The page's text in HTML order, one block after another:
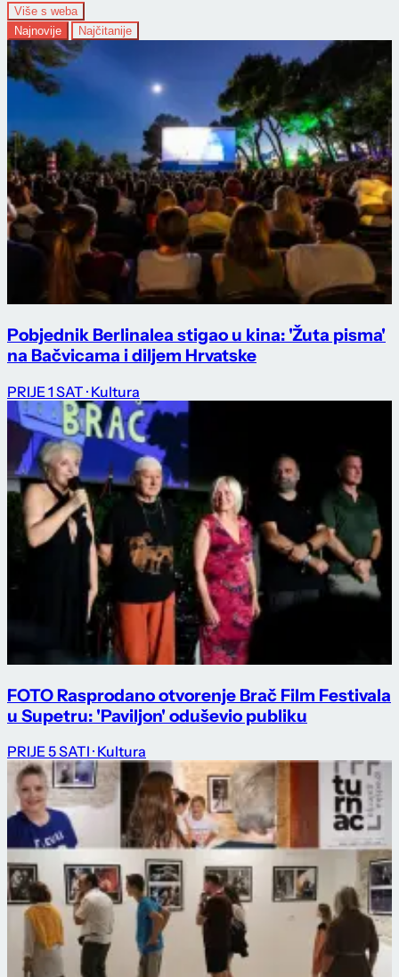
Više s weba
Najnovije
Najčitanije
Pobjednik Berlinalea stigao u kina: 'Žuta pisma'
na Bačvicama i diljem Hrvatske
PRIJE 1 SAT · Kultura
FOTO Rasprodano otvorenje Brač Film Festivala
u Supetru: 'Paviljon' oduševio publiku
PRIJE 5 SATI · Kultura